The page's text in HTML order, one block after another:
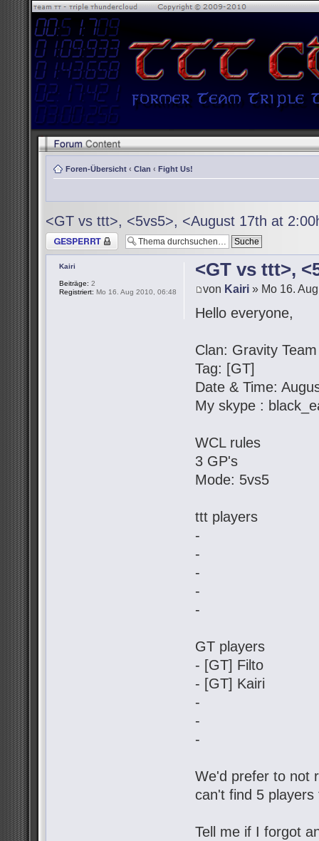
Foren-Übersicht ‹ Clan ‹ Fight Us!
<GT vs ttt>, <5vs5>, <August 17th at
Thema gesperrt
<GT vs ttt>,
von Kairi » Mo 16.
Hello everyone,
Clan: Gravity Team
Tag: [GT]
Date & Time:
My skype :
WCL rules
3 GP's
Mode: 5vs5
ttt players
-
-
-
-
-
GT players
- [GT] Filto
- [GT] Kairi
-
-
-
We'd prefer to not
can't find 5
Tell me if I forgot
Kairi
Beiträge: 2
Registriert: Mo 16. Aug 2010, 06:48